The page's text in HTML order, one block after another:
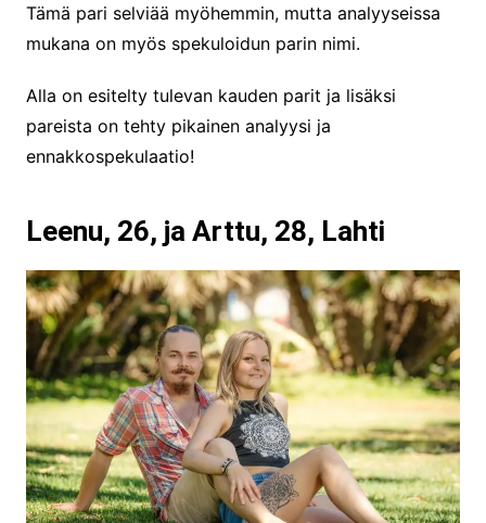
Tämä pari selviää myöhemmin, mutta analyyseissa
mukana on myös spekuloidun parin nimi.
Alla on esitelty tulevan kauden parit ja lisäksi
pareista on tehty pikainen analyysi ja
ennakkospekulaatio!
Leenu, 26, ja Arttu, 28, Lahti